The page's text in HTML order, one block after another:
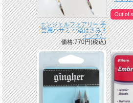
エンジェルフェアリー 手
芸用ハサミ 小型はさみ 4
インチ/...
価格:770円(税込)
Out of